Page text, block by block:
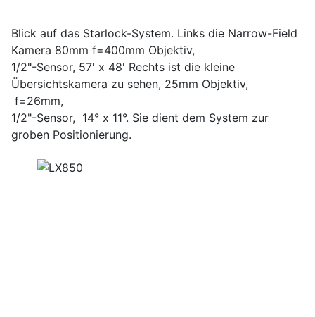
Blick auf das Starlock-System. Links die Narrow-Field
Kamera 80mm f=400mm Objektiv,
1/2"-Sensor, 57' x 48' Rechts ist die kleine
Übersichtskamera zu sehen, 25mm Objektiv,
f=26mm,
1/2"-Sensor, 14° x 11°. Sie dient dem System zur
groben Positionierung.